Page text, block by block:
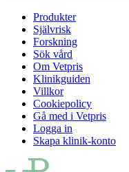
Produkter
Självrisk
Forskning
Sök vård
Om Vetpris
Klinikguiden
Villkor
Cookiepolicy
Gå med i Vetpris
Logga in
Skapa klinik-konto